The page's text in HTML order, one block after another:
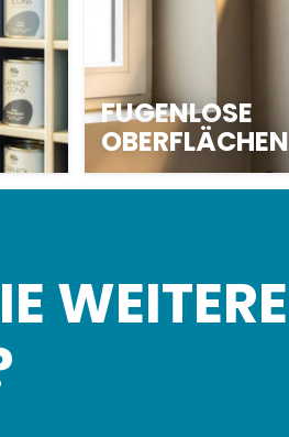
FUGENLOSE
OBERFLÄCHEN
WEITERE